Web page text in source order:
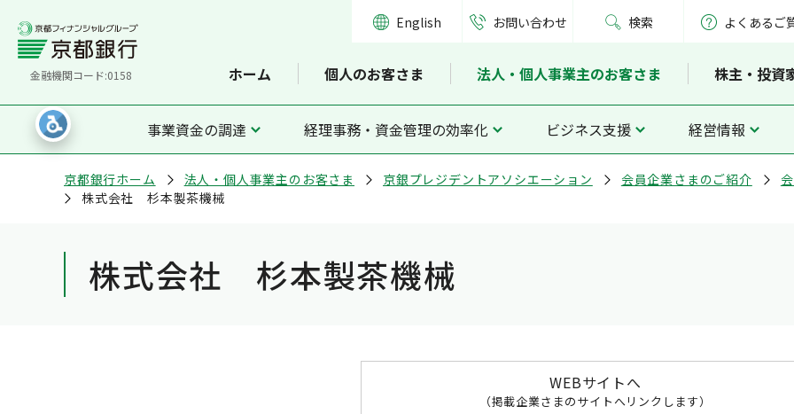
金融機関コード:0158
English お問い合わせ 検索 よくあるご
ホーム 個人のお客さま 法人・個人事業主のお客さま 株主・投資
事業資金の調達 経理事務・資金管理の効率化 ビジネス支援 経営情報
京都銀行ホーム 法人・個人事業主のお客さま 京銀プレジデントアソシエーション 会員企業さまのご紹介
株式会社 杉本製茶機械
株式会社 杉本製茶機械
WEBサイトへ
（掲載企業さまのサイトへリンクします）